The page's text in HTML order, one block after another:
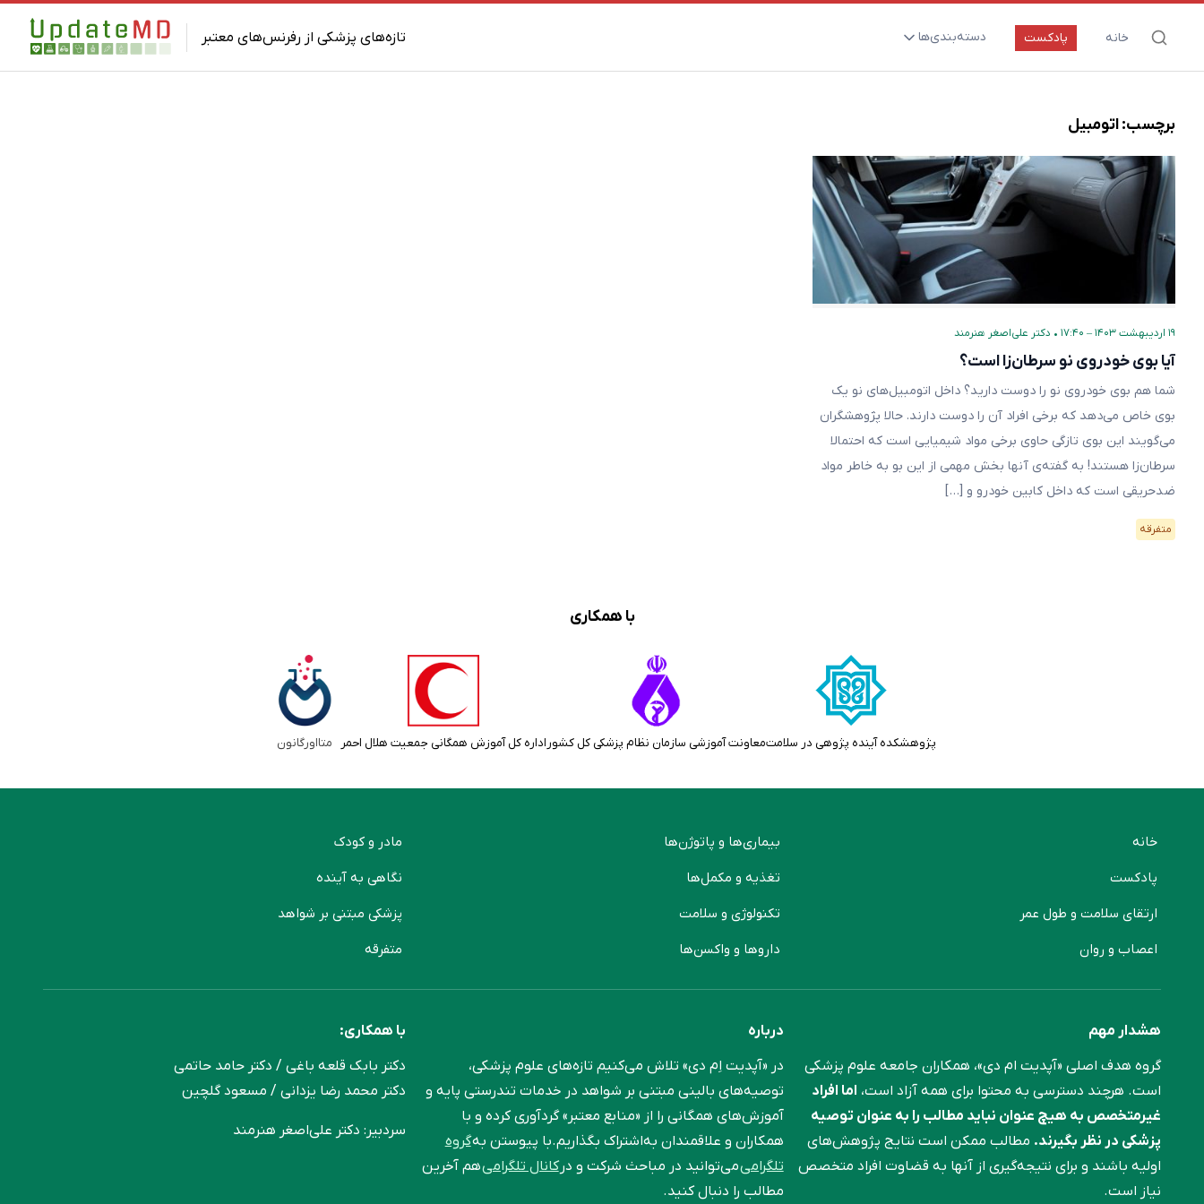
تازه‌های پزشکی از رفرنس‌های معتبر خانه پادکست دسته‌بندی‌ها
ارتقای سلامت و طول عمر
تغذیه و مکمل‌ها
تکنولوژی و سلامت
دارو‌ها و واکسن‌ها
مادر و کودک
پزشکی مبتنی بر شواهد
متفرقه
برچسب:اتومبیل
۱۹ اردیبهشت ۱۴۰۳ – ۱۷:۴۰ • دکتر علی‌اصغر هنرمند
آیا بوی خودروی نو سرطان‌زا است؟
شما هم بوی خودروی نو را دوست دارید؟ داخل اتومبیل‌های نو یک
بوی خاص می‌دهد که برخی افراد آن را دوست دارند. حالا پژوهشگران
می‌گویند این بوی تازگی حاوی برخی مواد شیمیایی است که احتمالا
سرطان‌زا هستند! به گفته‌ی آنها بخش مهمی از این بو به خاطر مواد
ضدحریقی است که داخل کابین خودرو و […]
متفرقه
با همکاری
پژوهشکده آینده پژوهی در سلامتمعاونت آموزشی سازمان نظام پزشکی کل کشور اداره کل آموزش همگانی جمعیت هلال احمر متااورگانون
خانه
پادکست
ارتقای سلامت و طول عمر
اعصاب و روان
بیماری‌ها و پاتوژن‌ها
تغذیه و مکمل‌ها
تکنولوژی و سلامت
دارو‌ها و واکسن‌ها
مادر و کودک
نگاهی به آینده
پزشکی مبتنی بر شواهد
متفرقه
هشدار مهم
گروه هدف اصلی «آپدیت ام دی»، همکاران جامعه علوم ‌پزشکی
است. هرچند دسترسی به محتوا برای همه آزاد است، اما افراد
غیرمتخصص به هیچ عنوان نباید مطالب را به عنوان توصیه
پزشکی در نظر بگیرند. مطالب ممکن است نتایج پژوهش‌های
اولیه باشند و برای نتیجه‌گیری از آنها به قضاوت افراد متخصص
نیاز است.
درباره
در «آپدیت اِم دی» تلاش می‌کنیم تازه‌های علوم پزشکی،
توصیه‌های بالینی مبتنی بر شواهد در خدمات تندرستی پایه و
آموزش‌های همگانی را از «منابع معتبر» گردآوری کرده و با
همکاران و علاقمندان به‌اشتراک بگذاریم.با پیوستن بهگروه
تلگرامیمی‌توانید در مباحث شرکت و درکانال تلگرامیهم آخرین
مطالب را دنبال کنید.
با همکاری:
دکتر بابک قلعه‌ باغی / دکتر حامد حاتمی
دکتر محمد رضا یزدانی / مسعود گلچین
سردبیر: دکتر علی‌اصغر هنرمند